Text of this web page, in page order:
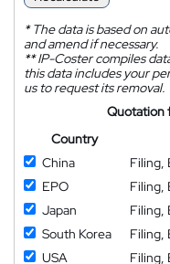
*The data is based on
and amend if necessary.
**IP-Coster compiles
this data includes your
us to request its removal.
Quotation
Country
China
Filing,
EPO
Filing,
Japan
Filing,
South Korea
Filing,
USA
Filing,